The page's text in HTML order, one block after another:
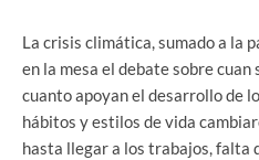
La crisis climática, sumado a la
en la mesa el debate sobre
cuanto apoyan el desarrollo de
hábitos y estilos de vida
hasta llegar a los trabajos, falta